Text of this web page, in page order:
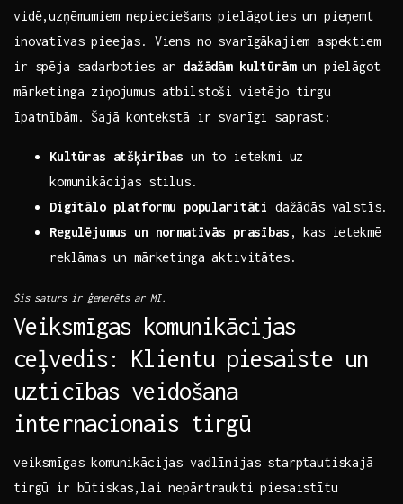
vidē,uzņēmumiem nepieciešams pielāgoties un pieņemt
inovatīvas pieejas. Viens no svarīgākajiem aspektiem
ir spēja sadarboties ar⁢ dažādām kultūrāmun pielāgot
mārketinga ziņojumus atbilstoši vietējo tirgu
īpatnībām. Šajā kontekstā ir svarīgi saprast:
Kultūras atšķirības un to ietekmi uz
komunikācijas stilus.
Digitālo platformu popularitāti dažādās valstīs.
Regulējumus un normatīvās prasības ,‌ kas ietekmē
reklāmas un mārketinga aktivitātes.
Šis saturs ir ģenerēts ar MI.
Veiksmīgas⁤ komunikācijas
ceļvedis: Klientu piesaiste un
uzticības veidošana
internacionais tirgū
veiksmīgas komunikācijas vadlīnijas starptautiskajā⁤
tirgū ir būtiskas,lai nepārtraukti‍ piesaistītu